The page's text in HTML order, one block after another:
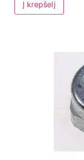
Į krepšelį